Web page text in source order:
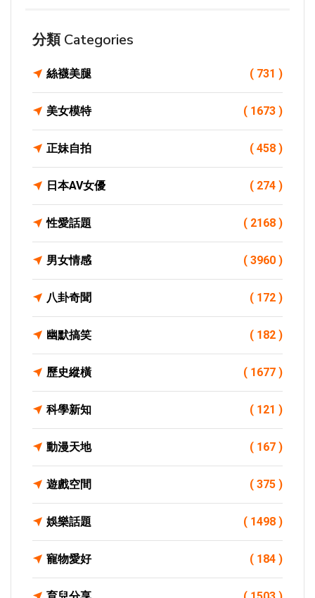
分類 Categories
絲襪美腿 ( 731 )
美女模特 ( 1673 )
正妹自拍 ( 458 )
日本AV女優 ( 274 )
性愛話題 ( 2168 )
男女情感 ( 3960 )
八卦奇聞 ( 172 )
幽默搞笑 ( 182 )
歷史縱橫 ( 1677 )
科學新知 ( 121 )
動漫天地 ( 167 )
遊戲空間 ( 375 )
娛樂話題 ( 1498 )
寵物愛好 ( 184 )